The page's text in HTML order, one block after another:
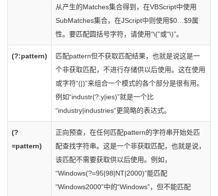
从产生的Matches集合得到，在VBScript中使用
SubMatches集合，在JScript中则使用$0…$9属
性。要匹配圆括号字符，请使用“\(”或“\)”。
(?:pattern)
匹配pattern但不获取匹配结果，也就是说这是一
个非获取匹配，不进行存储供以后使用。这在使用
或字符“(|)”来组合一个模式的各个部分是很有用。
例如“industr(?:y|ies)”就是一个比
“industry|industries”更简略的表达式。
(?
=pattern)
正向预查，在任何匹配pattern的字符串开始处匹
配查找字符串。这是一个非获取匹配，也就是说，
该匹配不需要获取供以后使用。例如，
“Windows(?=95|98|NT|2000)”能匹配
“Windows2000”中的“Windows”，但不能匹配